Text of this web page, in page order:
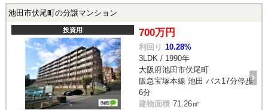
池田市伏尾町の分譲マンション
投資用 700万円
利回り 10.28%
3LDK / 1990年
大阪府池田市伏尾町
阪急宝塚本線 池田 バス17分停歩
6分
建物面積 71.26㎡